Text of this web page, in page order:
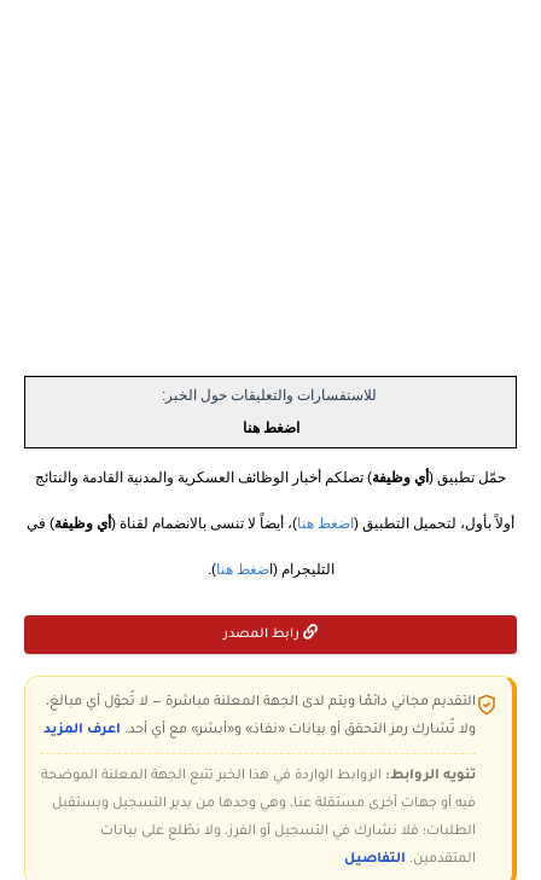
للاستفسارات والتعليقات حول الخبر:
اضغط هنا
حمّل تطبيق ( أي وظيفة) تصلكم أخبار الوظائف العسكرية والمدنية القادمة والنتائج
أولاً بأول، لتحميل التطبيق ( اضغط هنا)، أيضاً لا تنسى بالانضمام لقناة ( أي وظيفة) في
التليجرام (اضغط هنا).
رابط المصدر
التقديم مجاني دائمًا ويتم لدى الجهة المعلنة مباشرة — لا تُحوّل أي مبالغ،
ولا تُشارك رمز التحقق أو بيانات «نفاذ» و«أبشر» مع أي أحد. اعرف المزيد
تنويه الروابط: الروابط الواردة في هذا الخبر تتبع الجهة المعلنة الموضحة
فيه أو جهات أخرى مستقلة عنا، وهي وحدها من يدير التسجيل ويستقبل
الطلبات؛ فلا نشارك في التسجيل أو الفرز، ولا نطّلع على بيانات
المتقدمين. التفاصيل